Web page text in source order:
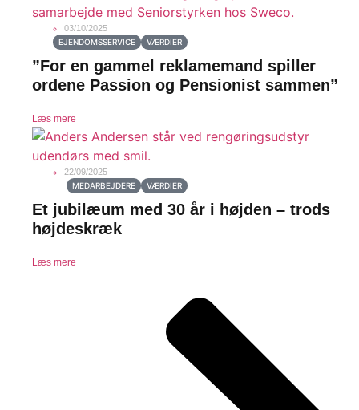
03/10/2025
EJENDOMSSERVICE
VÆRDIER
”For en gammel reklamemand spiller
ordene Passion og Pensionist sammen”
Læs mere
22/09/2025
MEDARBEJDERE
VÆRDIER
Et jubilæum med 30 år i højden – trods
højdeskræk
Læs mere